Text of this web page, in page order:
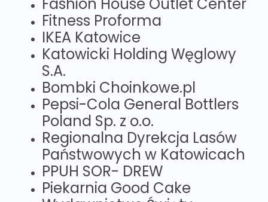
Fitness Proforma
IKEA Katowice
Katowicki Holding Węglowy
S.A.
Bombki Choinkowe.pl
Pepsi-Cola General Bottlers
Poland Sp. z o.o.
Regionalna Dyrekcja Lasów
Państwowych w Katowicach
PPUH SOR- DREW
Piekarnia Good Cake